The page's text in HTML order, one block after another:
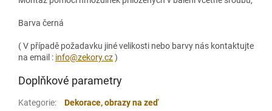
Barva černá
( V případě požadavku jiné velikosti nebo barvy nás kontaktujte
na email : info@zekory.cz)
Doplňkové parametry
Kategorie:
Dekorace, obrazy na zeď